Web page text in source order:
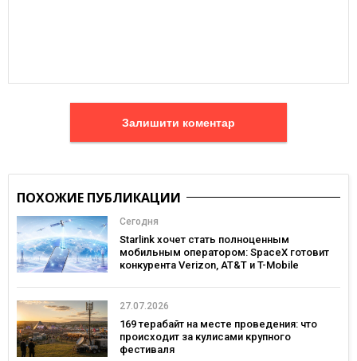
Залишити коментар
ПОХОЖИЕ ПУБЛИКАЦИИ
Сегодня
Starlink хочет стать полноценным
мобильным оператором: SpaceX готовит
конкурента Verizon, AT&T и T-Mobile
27.07.2026
169 терабайт на месте проведения: что
происходит за кулисами крупного
фестиваля